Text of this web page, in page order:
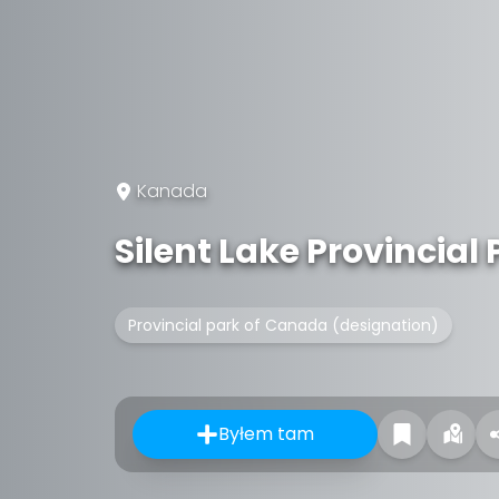
Kanada
Silent Lake Provincial
Provincial park of Canada (designation)
Byłem tam